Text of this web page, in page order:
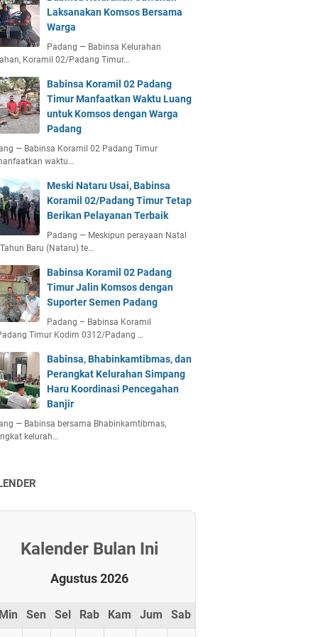
Laksanakan Komsos Bersama
Warga
Padang — Babinsa Kelurahan
Koramil 02/Padang Timur…
Babinsa Koramil 02 Padang
Timur Manfaatkan Waktu Luang
untuk Komsos dengan Warga
Padang
— Babinsa Koramil 02 Padang Timur
waktu…
Meski Nataru Usai, Babinsa
Koramil 02/Padang Timur Tetap
Berikan Pelayanan Terbaik
Padang — Meskipun perayaan Natal
Baru (Nataru) te…
Babinsa Koramil 02 Padang
Timur Jalin Komsos dengan
Suporter Semen Padang
Padang – Babinsa Koramil
Timur Kodim 0312/Padang …
Babinsa, Bhabinkamtibmas, dan
Perangkat Kelurahan Simpang
Haru Koordinasi Pencegahan
Banjir
— Babinsa bersama Bhabinkamtibmas,
kelurah…
Kalender Bulan Ini
Agustus 2026
Sen Sel Rab Kam Jum Sab